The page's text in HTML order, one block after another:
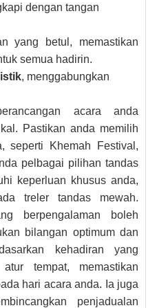
dengan tangan
yang betul, memastikan
semua hadirin.
, menggabungkan
acara anda
Pastikan anda memilih
seperti Khemah Festival,
pelbagai pilihan tandas
keperluan khusus anda,
treler tandas mewah.
berpengalaman boleh
bilangan optimum dan
kehadiran yang
tempat, memastikan
hari acara anda. Ia juga
penjadualan